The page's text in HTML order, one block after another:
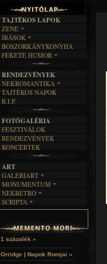
TAJTÉKOS LAPOK
ZENE
EGYÜTTESEK
INTERJÚK
FORDÍTÁSOK
DALSZÖVEGEK
ÍRÁSOK
IRODALOM
FILM
MŰVÉSZET
ÍRÁSTÖRTÉNET
BOSZORKÁNYKONYHA
FEKETE HUMOR
SZÖVEGES
RENDEZVÉNYEK
NEKROMANTIKA
AKTUÁLIS
A MÚLT
TAJTÉKOS NAPOK
R.I.P.
FOTÓGALÉRIA
FESZTIVÁLOK
RENDEZVÉNYEK
KONCERTEK
ART
GALERIART
ARTGALERI
KÉPREGÉNYEK
LAKÁSKULTS
MONUMENTUM
TEMETŐK
TEMPLOMOK
HELYEK
NEKRETRO
SZUBKULT
RELIKVIÁK
SCRIPTA
NOVELLÁK
HALÁLTÁNC
1 százalék »
Orridge | Napok Romjai »